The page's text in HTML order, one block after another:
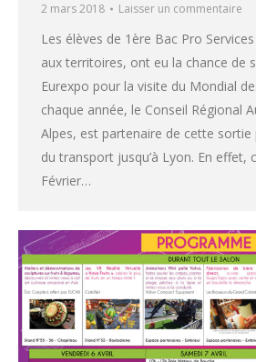
2 mars 2018
Laisser un commentaire
Les élèves de 1ère Bac Pro
aux territoires, ont eu la chance de
Eurexpo pour la visite du Mondial
chaque année, le Conseil Régional
Alpes, est partenaire de cette
du transport jusqu’à Lyon. En effet,
Février…